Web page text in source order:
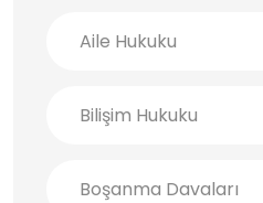
Aile Hukuku
Bilişim Hukuku
Boşanma Davaları